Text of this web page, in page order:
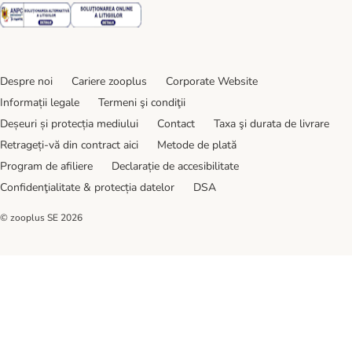
Security Security
Despre noi Cariere zooplus
Corporate Website
Informații legale
Termeni şi condiţii
Deșeuri și protecția mediului
Contact
Taxa şi durata de livrare
Retrageți-vă din contract aici
Metode de plată
Program de afiliere
Declarație de accesibilitate
Confidenţialitate & protecția datelor
DSA
© zooplus SE 2026